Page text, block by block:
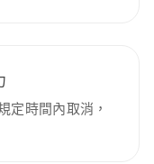
定時間內取消，